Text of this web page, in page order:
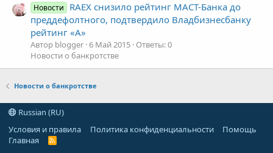
Новости
RAEX снизило рейтинг МАСТ-Банка до
преддефолтного, подтвердило Владбизнесбанку
рейтинг «A»
Автор blogger 6 Май 2015 Ответы: 0
Новости о банкротстве
Новости о банкротстве
Russian (RU)
Условия и правила
Политика конфиденциальности
Помощь
Главная
R